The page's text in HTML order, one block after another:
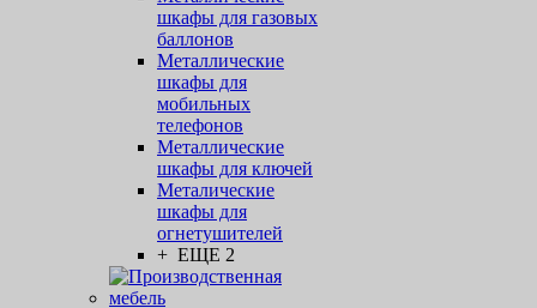
шкафы для газовых
баллонов
Металлические
шкафы для
мобильных
телефонов
Металлические
шкафы для ключей
Металические
шкафы для
огнетушителей
+ ЕЩЕ 2